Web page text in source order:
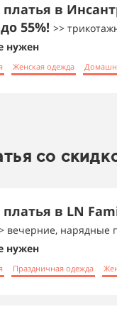
в
55%! >>
нужен
Женская одежда
со
в LN
вечерние, нарядные
нужен
Праздничная одежда